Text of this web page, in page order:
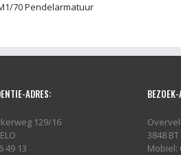
70 Pendelarmatuur
ADRES:
129/16
49 13
3848 BT
Mobiel: